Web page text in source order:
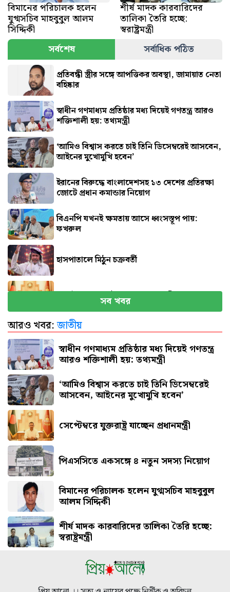
বিমানের পরিচালক হলেন
যুগ্মসচিব মাহবুবুল আলম
সিদ্দিকী
শীর্ষ মাদক কারবারিদের
তালিকা তৈরি হচ্ছে:
স্বরাষ্ট্রমন্ত্রী
সর্বশেষ
সর্বাধিক পঠিত
প্রতিবন্ধী স্ত্রীর সঙ্গে আপত্তিকর অবস্থা, জামায়াত নেতা
বহিষ্কার
স্বাধীন গণমাধ্যম প্রতিষ্ঠার মধ্য দিয়েই গণতন্ত্র আরও
শক্তিশালী হয়: তথ্যমন্ত্রী
‘আমিও বিশ্বাস করতে চাই তিনি ডিসেম্বরেই আসবেন,
আইনের মুখোমুখি হবেন’
ইরানের বিরুদ্ধে বাংলাদেশসহ ১৩ দেশের প্রতিরক্ষা
জোটে প্রধান কমান্ডার নিয়োগ
বিএনপি যখনই ক্ষমতায় আসে ধ্বংসস্তূপ পায়:
ফখরুল
হাসপাতালে মিঠুন চক্রবর্তী
সেপ্টেম্বরে যুক্তরাষ্ট্র যাচ্ছেন প্রধানমন্ত্রী
পিএসসিতে একসঙ্গে ৪ নতুন সদস্য নিয়োগ
সব খবর
আরও খবর:জাতীয়
স্বাধীন গণমাধ্যম প্রতিষ্ঠার মধ্য দিয়েই গণতন্ত্র
আরও শক্তিশালী হয়: তথ্যমন্ত্রী
‘আমিও বিশ্বাস করতে চাই তিনি ডিসেম্বরেই
আসবেন, আইনের মুখোমুখি হবেন’
সেপ্টেম্বরে যুক্তরাষ্ট্র যাচ্ছেন প্রধানমন্ত্রী
পিএসসিতে একসঙ্গে ৪ নতুন সদস্য নিয়োগ
বিমানের পরিচালক হলেন যুগ্মসচিব মাহবুবুল
আলম সিদ্দিকী
শীর্ষ মাদক কারবারিদের তালিকা তৈরি হচ্ছে:
স্বরাষ্ট্রমন্ত্রী